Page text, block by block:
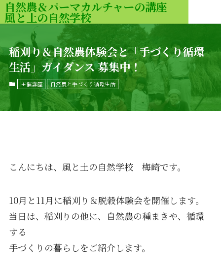
自然農＆パーマカルチャーの講座
風と土の自然学校
稲刈り＆自然農体験会と「手づくり循環
生活」ガイダンス 募集中！
主催講座 自然農と手づくり循環生活
こんにちは、風と土の自然学校 梅崎です。
10月と11月に稲刈り＆脱穀体験会を開催します。
当日は、稲刈りの他に、自然農の種まきや、循環
する
手づくりの暮らしをご紹介します。